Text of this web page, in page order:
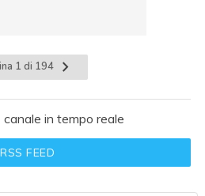
1 di 194
in tempo reale
RSS FEED